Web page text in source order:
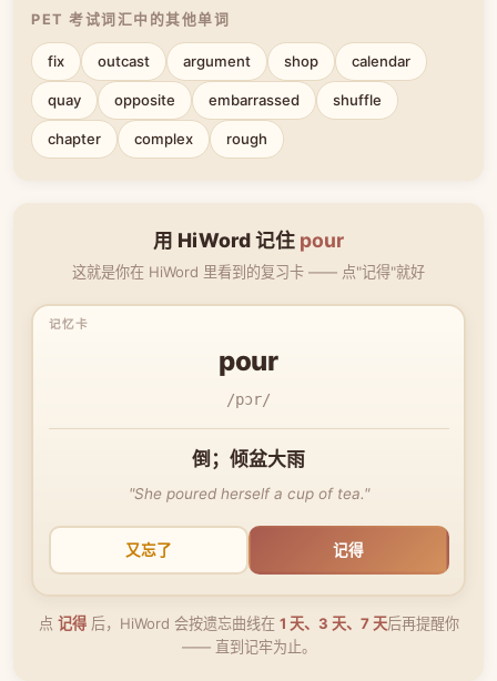
PET 考试词汇中的其他单词
fix outcast argument shop calendar
quay opposite embarrassed shuffle
chapter complex rough
用 HiWord 记住 pour
这就是你在 HiWord 里看到的复习卡 —— 点"记得"就好
pour
/pɔr/
倒；倾盆大雨
"She poured herself a cup of tea."
又忘了 记得
点 记得后，HiWord 会按遗忘曲线在 1 天、3 天、7 天后再提醒你
—— 直到记牢为止。